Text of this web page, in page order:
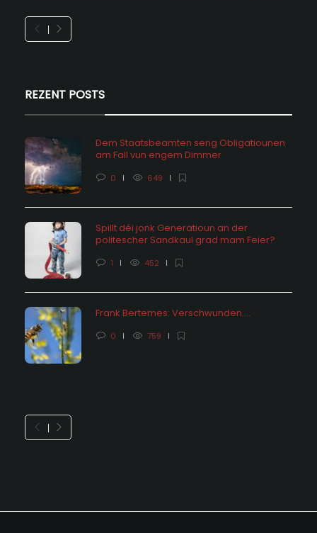
REZENT POSTS
Dem Staatsbeamten seng Obligatiounen
am Fall vun engem Dimmer
0 649
Spillt déi jonk Generatioun an der
politescher Sandkaul grad mam Feier?
1 452
Frank Bertemes: Verschwunden….
0 759